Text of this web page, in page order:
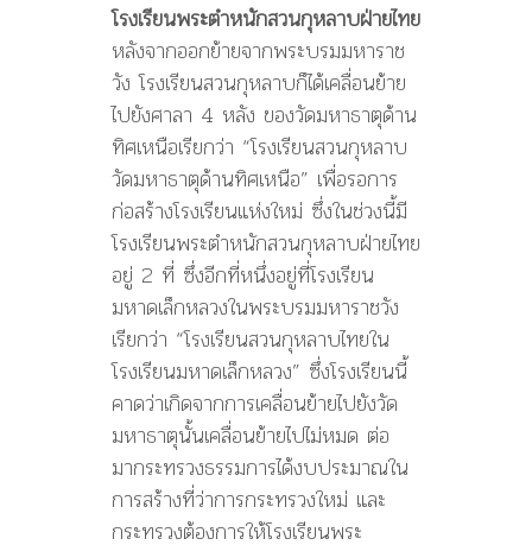
โรงเรียนพระตำหนักสวนกุหลาบฝ่ายไทย
หลังจากออกย้ายจากพระบรมมหาราช
วัง โรงเรียนสวนกุหลาบก็ได้เคลื่อนย้าย
ไปยังศาลา 4 หลัง ของวัดมหาธาตุด้าน
ทิศเหนือเรียกว่า “โรงเรียนสวนกุหลาบ
วัดมหาธาตุด้านทิศเหนือ” เพื่อรอการ
ก่อสร้างโรงเรียนแห่งใหม่ ซึ่งในช่วงนี้มี
โรงเรียนพระตำหนักสวนกุหลาบฝ่ายไทย
อยู่ 2 ที่ ซึ่งอีกที่หนึ่งอยู่ที่โรงเรียน
มหาดเล็กหลวงในพระบรมมหาราชวัง
เรียกว่า “โรงเรียนสวนกุหลาบไทยใน
โรงเรียนมหาดเล็กหลวง” ซึ่งโรงเรียนนี้
คาดว่าเกิดจากการเคลื่อนย้ายไปยังวัด
มหาธาตุนั้นเคลื่อนย้ายไปไม่หมด ต่อ
มากระทรวงธรรมการได้งบประมาณใน
การสร้างที่ว่าการกระทรวงใหม่ และ
กระทรวงต้องการให้โรงเรียนพระ